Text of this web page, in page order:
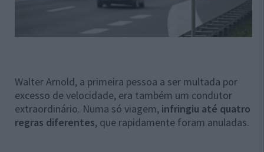
Walter Arnold, a primeira pessoa a ser multada por
excesso de velocidade, era também um condutor
extraordinário. Numa só viagem, infringiu até quatro
regras diferentes, que rapidamente foram anuladas.